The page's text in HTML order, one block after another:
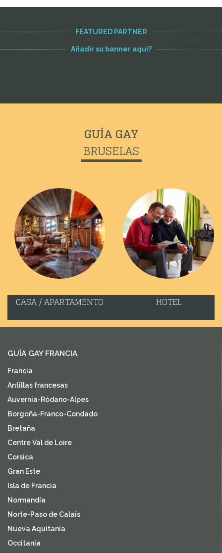
FEATURED PARTNER
Añadir su banner aquí?
GUÍA GAY
BRUSELAS
CASA / APARTAMENTO HOTEL
GUÍA GAY FRANCIA
Francia
Antillas francesas
Auvernia-Ródano-Alpes
Borgoña-Franco-Condado
Bretaña
Centre Val de Loire
Corsica
Gran Este
Isla de Francia
Normandía
Norte-Paso de Calais
Nueva Aquitania
Occitania